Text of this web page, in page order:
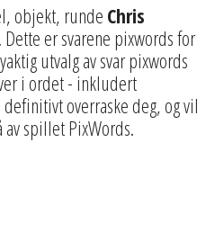
objekt, runde Chris
. Dette er svarene pixwords for
utvalg av svar pixwords
i ordet - inkludert
overraske deg, og vil
spillet PixWords.